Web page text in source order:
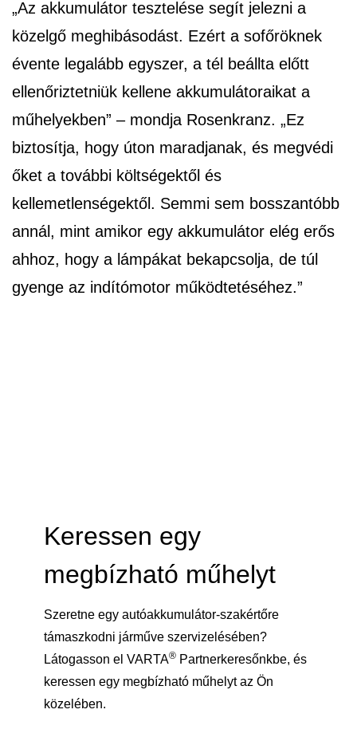
„Az akkumulátor tesztelése segít jelezni a
közelgő meghibásodást. Ezért a sofőröknek
évente legalább egyszer, a tél beállta előtt
ellenőriztetniük kellene akkumulátoraikat a
műhelyekben” – mondja Rosenkranz. „Ez
biztosítja, hogy úton maradjanak, és megvédi
őket a további költségektől és
kellemetlenségektől. Semmi sem bosszantóbb
annál, mint amikor egy akkumulátor elég erős
ahhoz, hogy a lámpákat bekapcsolja, de túl
gyenge az indítómotor működtetéséhez.”
Keressen egy
megbízható műhelyt
Szeretne egy autóakkumulátor-szakértőre
támaszkodni járműve szervizelésében?
Látogasson el VARTA® Partnerkeresőnkbe, és
keressen egy megbízható műhelyt az Ön
közelében.